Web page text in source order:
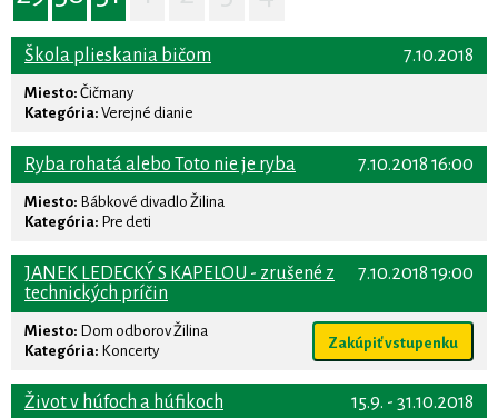
7.10.2018
Škola plieskania bičom
Miesto: Čičmany
Kategória: Verejné dianie
7.10.2018 16:00
Ryba rohatá alebo Toto nie je ryba
Miesto: Bábkové divadlo Žilina
Kategória: Pre deti
7.10.2018 19:00
JANEK LEDECKÝ S KAPELOU - zrušené z
technických príčin
Zakúpiť vstupenku
Miesto: Dom odborov Žilina
Kategória: Koncerty
15.9. - 31.10.2018
Život v húfoch a húfikoch